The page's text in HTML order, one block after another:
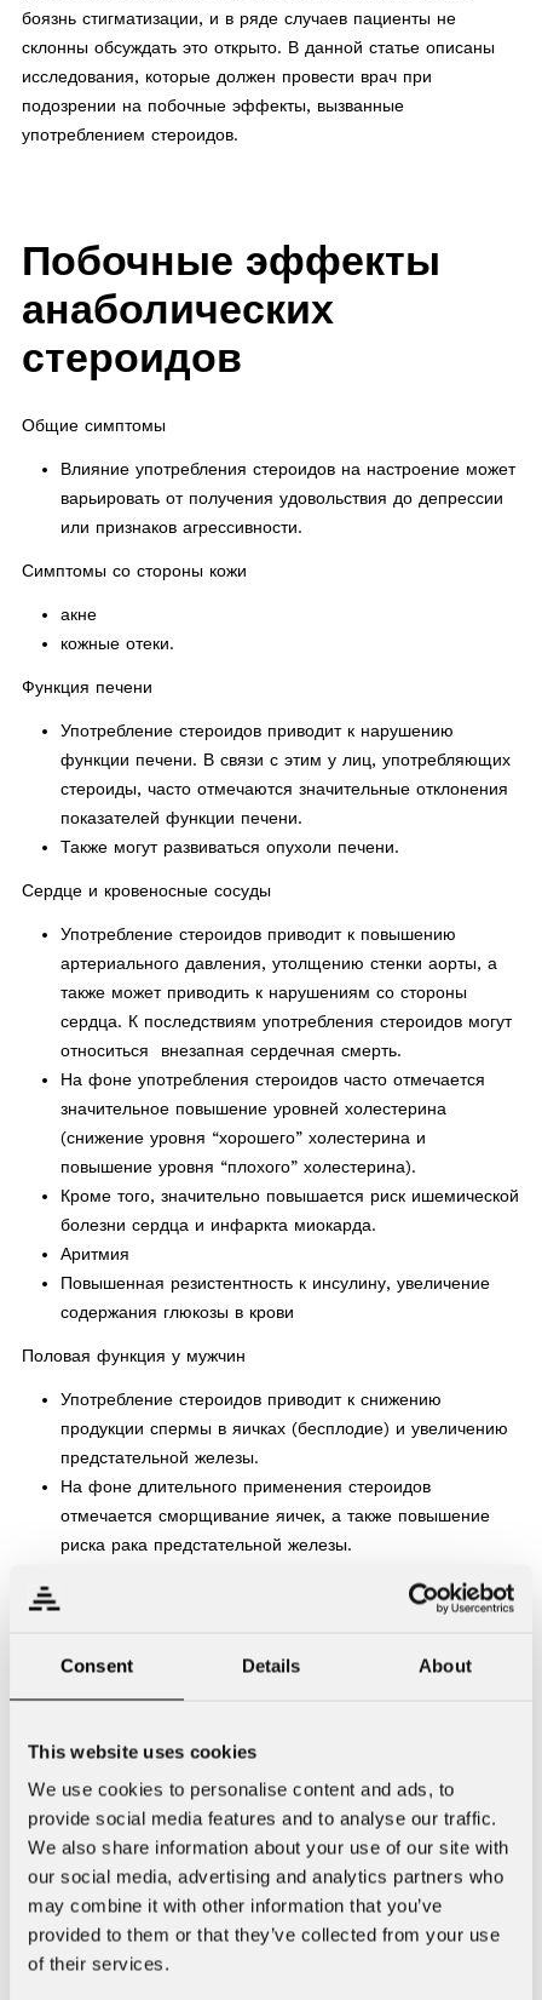
Consent Details About
This website uses cookies
We use cookies to personalise content and ads, to
provide social media features and to analyse our traffic.
We also share information about your use of our site with
our social media, advertising and analytics partners who
may combine it with other information that you’ve
provided to them or that they’ve collected from your use
of their services.
боязнь стигматизации, и в ряде случаев пациенты не
склонны обсуждать это открыто. В данной статье описаны
исследования, которые должен провести врач при
подозрении на побочные эффекты, вызванные
употреблением стероидов.
Побочные эффекты
анаболических
стероидов
Общие симптомы
Влияние употребления стероидов на настроение может
варьировать от получения удовольствия до депрессии
или признаков агрессивности.
Симптомы со стороны кожи
акне
кожные отеки.
Функция печени
Употребление стероидов приводит к нарушению
функции печени. В связи с этим у лиц, употребляющих
стероиды, часто отмечаются значительные отклонения
показателей функции печени.
Также могут развиваться опухоли печени.
Сердце и кровеносные сосуды
Употребление стероидов приводит к повышению
артериального давления, утолщению стенки аорты, а
также может приводить к нарушениям со стороны
сердца. К последствиям употребления стероидов могут
относиться внезапная сердечная смерть.
На фоне употребления стероидов часто отмечается
значительное повышение уровней холестерина
(снижение уровня “хорошего” холестерина и
повышение уровня “плохого” холестерина).
Кроме того, значительно повышается риск ишемической
болезни сердца и инфаркта миокарда.
Аритмия
Повышенная резистентность к инсулину, увеличение
содержания глюкозы в крови
Половая функция у мужчин
Употребление стероидов приводит к снижению
продукции спермы в яичках (бесплодие) и увеличению
предстательной железы.
На фоне длительного применения стероидов
отмечается сморщивание яичек, а также повышение
риска рака предстательной железы.
Половое влечение вначале может усиливаться, однако
импотенция.
Половая функция у женщин
Анаболические стероиды действуют подобно мужским
к нарушению менструального цикла и снижению
Отмечается огрубение голоса.
Кроме того, может наблюдаться увеличение клитора и